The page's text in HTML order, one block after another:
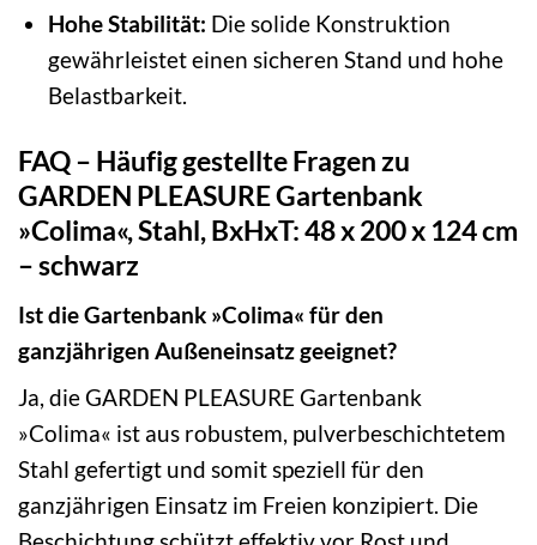
Hohe Stabilität: Die solide Konstruktion
gewährleistet einen sicheren Stand und hohe
Belastbarkeit.
FAQ – Häufig gestellte Fragen zu
GARDEN PLEASURE Gartenbank
»Colima«, Stahl, BxHxT: 48 x 200 x 124 cm
– schwarz
Ist die Gartenbank »Colima« für den
ganzjährigen Außeneinsatz geeignet?
Ja, die GARDEN PLEASURE Gartenbank
»Colima« ist aus robustem, pulverbeschichtetem
Stahl gefertigt und somit speziell für den
ganzjährigen Einsatz im Freien konzipiert. Die